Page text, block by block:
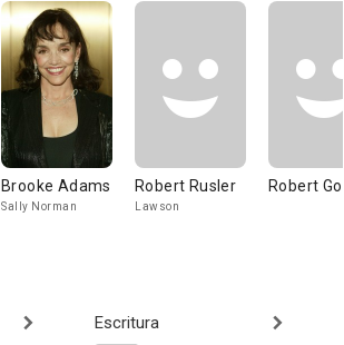
Brooke Adams
Sally Norman
Robert Rusler
Lawson
Robert
Escritura